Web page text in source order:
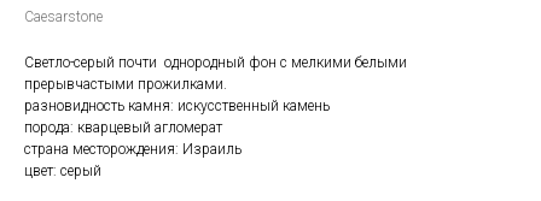
Caesarstone
Светло-серый почти однородный фон с мелкими белыми
прерывчастыми прожилками.
разновидность камня: искусственный камень
порода: кварцевый агломерат
страна месторождения: Израиль
цвет: серый